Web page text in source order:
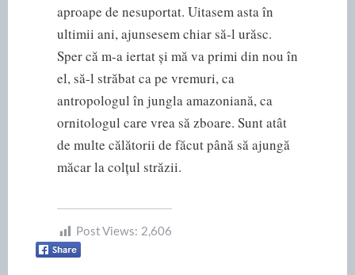
aproape de nesuportat. Uitasem asta în
ultimii ani, ajunsesem chiar să-l urăsc.
Sper că m-a iertat și mă va primi din nou în
el, să-l străbat ca pe vremuri, ca
antropologul în jungla amazoniană, ca
ornitologul care vrea să zboare. Sunt atât
de multe călătorii de făcut până să ajungă
măcar la colțul străzii.
Post Views: 2,606